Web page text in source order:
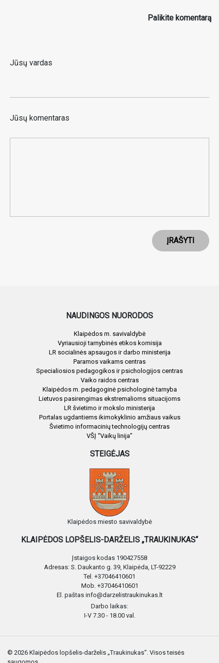
Palikite komentarą
Jūsų vardas
Jūsų komentaras
ĮRAŠYTI
NAUDINGOS NUORODOS
Klaipėdos m. savivaldybė
Vyriausioji tarnybinės etikos komisija
LR socialinės apsaugos ir darbo ministerija
Paramos vaikams centras
Specialiosios pedagogikos ir psichologijos centras
Vaiko raidos centras
Klaipėdos m. pedagoginė psichologinė tarnyba
Lietuvos pasirengimas ekstremalioms situacijoms
LR švietimo ir mokslo ministerija
Portalas ugdantiems ikimokyklinio amžiaus vaikus
Švietimo informacinių technologijų centras
VŠĮ “Vaikų linija”
STEIGĖJAS
Klaipėdos miesto savivaldybė
KLAIPĖDOS LOPŠELIS-DARŽELIS „TRAUKINUKAS“
Įstaigos kodas 190427558
Adresas: S. Daukanto g. 39, Klaipėda, LT-92229
Tel. +37046410601
Mob. +37046410601
El. paštas info@darzelistraukinukas.lt
Darbo laikas:
I-V 7.30 - 18.00 val.
© 2026 Klaipėdos lopšelis-darželis „Traukinukas“. Visos teisės